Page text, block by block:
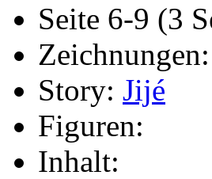
Seite 6-9 (3
Zeichnungen:
Story: Jijé
Figuren:
Inhalt: